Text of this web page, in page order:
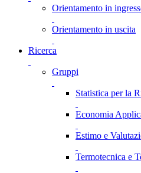
Orientamento in
Orientamento in uscita
Ricerca
Gruppi
Statistica per la
Economia
Estimo e
Termotecnica e